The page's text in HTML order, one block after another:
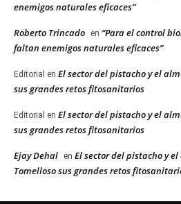
enemigos naturales eficaces”
Roberto Trincado en “Para el control
faltan enemigos naturales eficaces”
Editorial en El sector del pistacho y el
sus grandes retos fitosanitarios
Editorial en El sector del pistacho y el
sus grandes retos fitosanitarios
Ejay Dehal en El sector del pistacho y
Tomelloso sus grandes retos